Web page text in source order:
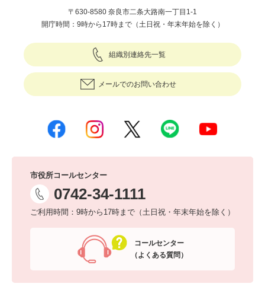
〒630-8580 奈良市二条大路南一丁目1-1
開庁時間：9時から17時まで（土日祝・年末年始を除く）
組織別連絡先一覧
メールでのお問い合わせ
市役所コールセンター
0742-34-1111
ご利用時間：9時から17時まで（土日祝・年末年始を除く）
コールセンター
（よくある質問）